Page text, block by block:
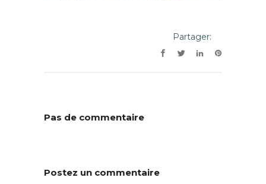
Partager:
Pas de commentaire
Postez un commentaire